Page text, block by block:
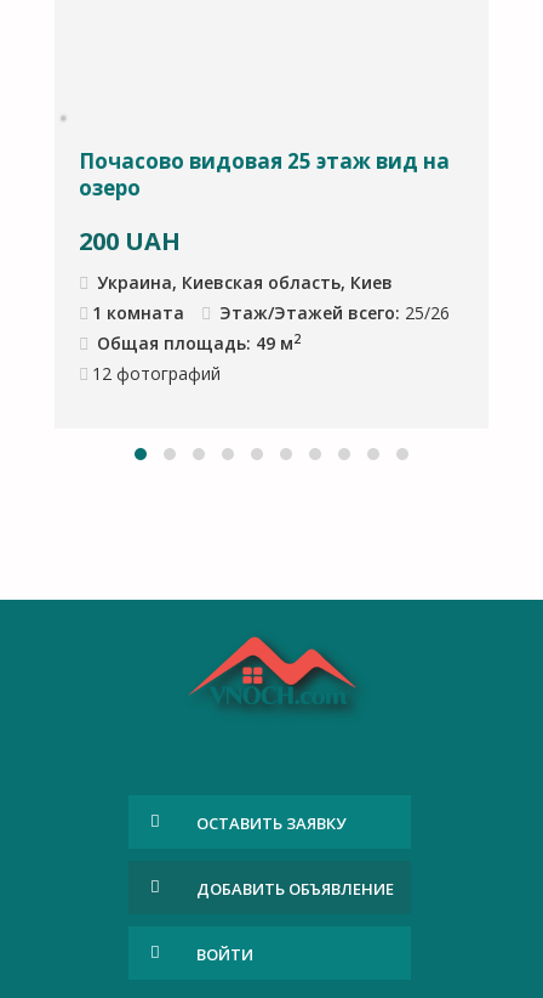
Почасово видовая 25 этаж вид на
озеро
200 UAH
Украина, Киевская область, Киев
1 комната
Этаж/Этажей всего: 25/26
Общая площадь: 49 м2
12 фотографий
ОСТАВИТЬ ЗАЯВКУ
ДОБАВИТЬ ОБЪЯВЛЕНИЕ
ВОЙТИ